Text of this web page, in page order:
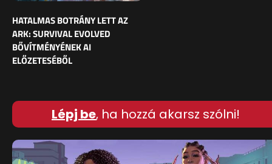
HATALMAS BOTRÁNY LETT AZ
ARK: SURVIVAL EVOLVED
BŐVÍTMÉNYÉNEK AI
ELŐZETESÉBŐL
Lépj be, ha hozzá akarsz szólni!